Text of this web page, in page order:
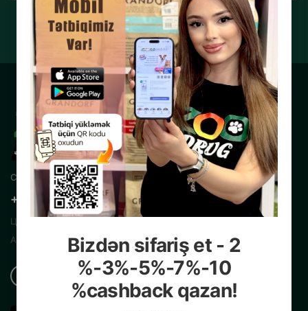
Bizdən sifariş et - 2
%-3%-5%-7%-10
%cashback qazan!
ПОДПИСАТЬСЯ
Свяжитесь с нами
+99450 200 35 13
Центральный Интернет Зоомагазин
Азербайджана